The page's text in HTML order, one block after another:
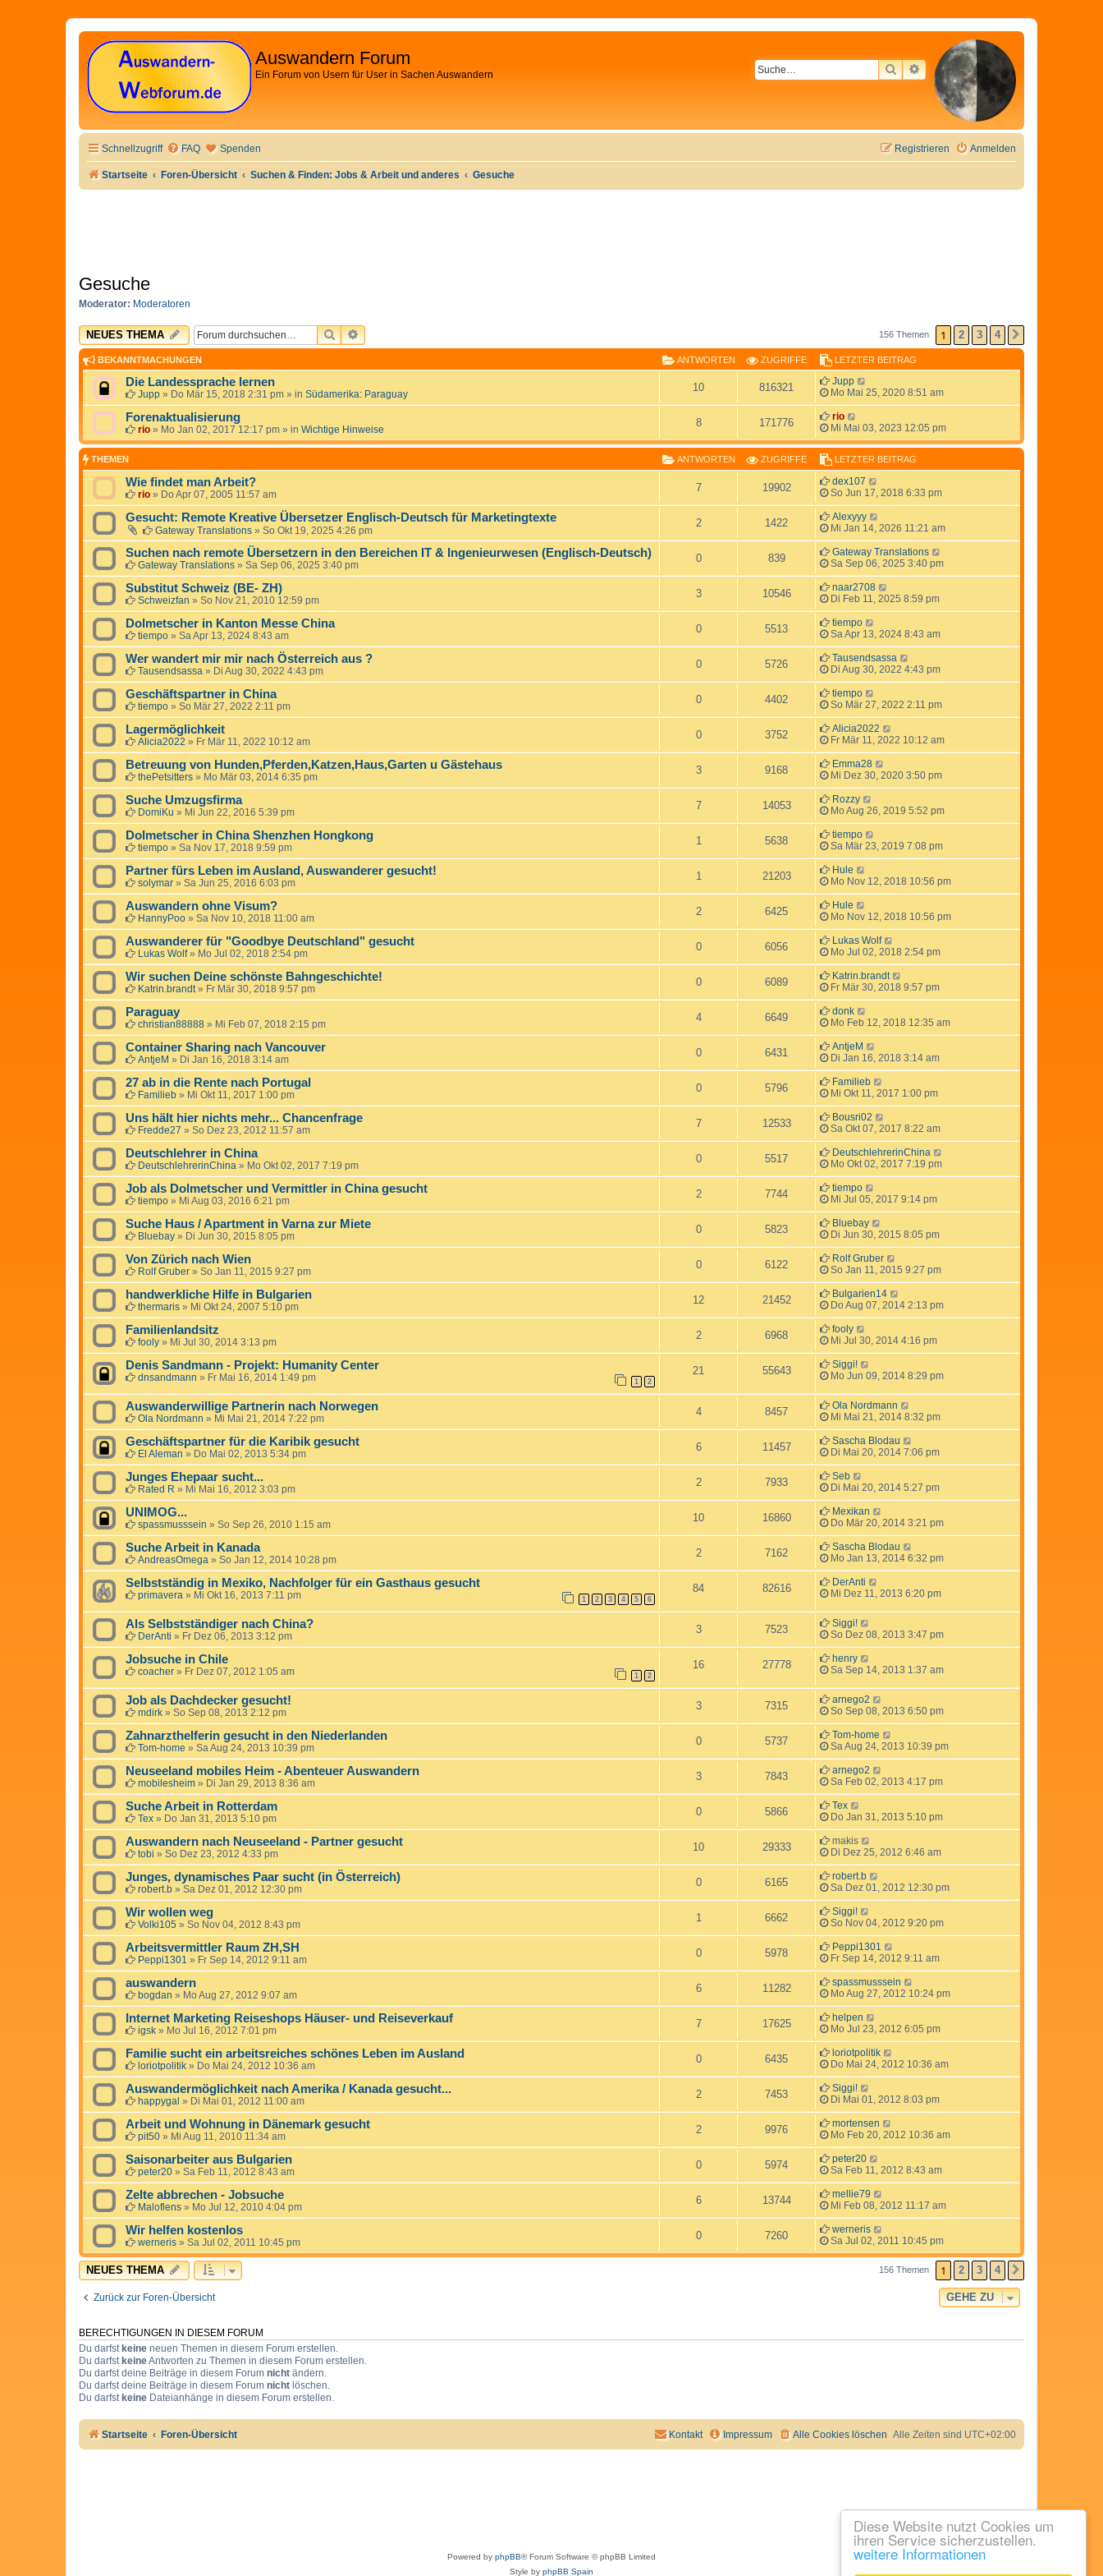
Diese Website nutzt Cookies um
ihren Service sicherzustellen.
weitere Informationen
Auswandern Forum
Ein Forum von Usern für User in Sachen Auswandern SUCHEERWEITERTE SUCHE
Schnellzugriff FAQ Spenden Anmelden
Registrieren
Startseite Foren-Übersicht Suchen & Finden: Jobs & Arbeit und anderes Gesuche
Gesuche
Moderator: Moderatoren
NEUES THEMA SUCHEERWEITERTE SUCHE 156 Themen 1 2 3 4
BEKANNTMACHUNGEN ANTWORTEN ZUGRIFFE LETZTER BEITRAG
Die Landessprache lernen
Jupp » Do Mär 15, 2018 2:31 pm » in Südamerika: Paraguay
10 816321
Jupp
Mo Mai 25, 2020 8:51 am
Forenaktualisierung
rio » Mo Jan 02, 2017 12:17 pm » in Wichtige Hinweise
8 171776
rio
Mi Mai 03, 2023 12:05 pm
THEMEN ANTWORTEN ZUGRIFFE LETZTER BEITRAG
Wie findet man Arbeit?
rio » Do Apr 07, 2005 11:57 am
7 19902
dex107
So Jun 17, 2018 6:33 pm
Gesucht: Remote Kreative Übersetzer Englisch-Deutsch für Marketingtexte
Gateway Translations » So Okt 19, 2025 4:26 pm
2 1422
Alexyyy
Mi Jan 14, 2026 11:21 am
Suchen nach remote Übersetzern in den Bereichen IT & Ingenieurwesen (Englisch-Deutsch)
Gateway Translations » Sa Sep 06, 2025 3:40 pm
0 839
Gateway Translations
Sa Sep 06, 2025 3:40 pm
Substitut Schweiz (BE- ZH)
Schweizfan » So Nov 21, 2010 12:59 pm
3 10546
naar2708
Di Feb 11, 2025 8:59 pm
Dolmetscher in Kanton Messe China
tiempo » Sa Apr 13, 2024 8:43 am
0 5513
tiempo
Sa Apr 13, 2024 8:43 am
Wer wandert mir mir nach Österreich aus ?
Tausendsassa » Di Aug 30, 2022 4:43 pm
0 5726
Tausendsassa
Di Aug 30, 2022 4:43 pm
Geschäftspartner in China
tiempo » So Mär 27, 2022 2:11 pm
0 4402
tiempo
So Mär 27, 2022 2:11 pm
Lagermöglichkeit
Alicia2022 » Fr Mär 11, 2022 10:12 am
0 3752
Alicia2022
Fr Mär 11, 2022 10:12 am
Betreuung von Hunden,Pferden,Katzen,Haus,Garten u Gästehaus
thePetsitters » Mo Mär 03, 2014 6:35 pm
3 9168
Emma28
Mi Dez 30, 2020 3:50 pm
Suche Umzugsfirma
DomiKu » Mi Jun 22, 2016 5:39 pm
7 14053
Rozzy
Mo Aug 26, 2019 5:52 pm
Dolmetscher in China Shenzhen Hongkong
tiempo » Sa Nov 17, 2018 9:59 pm
1 5638
tiempo
Sa Mär 23, 2019 7:08 pm
Partner fürs Leben im Ausland, Auswanderer gesucht!
solymar » Sa Jun 25, 2016 6:03 pm
1 21203
Hule
Mo Nov 12, 2018 10:56 pm
Auswandern ohne Visum?
HannyPoo » Sa Nov 10, 2018 11:00 am
2 6425
Hule
Mo Nov 12, 2018 10:56 pm
Auswanderer für "Goodbye Deutschland" gesucht
Lukas Wolf» Mo Jul 02, 2018 2:54 pm
0 6056
Lukas Wolf
Mo Jul 02, 2018 2:54 pm
Wir suchen Deine schönste Bahngeschichte!
Katrin.brandt» Fr Mär 30, 2018 9:57 pm
0 6089
Katrin.brandt
Fr Mär 30, 2018 9:57 pm
Paraguay
christian88888 » Mi Feb 07, 2018 2:15 pm
4 6649
donk
Mo Feb 12, 2018 12:35 am
Container Sharing nach Vancouver
AntjeM » Di Jan 16, 2018 3:14 am
0 6431
AntjeM
Di Jan 16, 2018 3:14 am
27 ab in die Rente nach Portugal
Familieb » Mi Okt 11, 2017 1:00 pm
0 5796
Familieb
Mi Okt 11, 2017 1:00 pm
Uns hält hier nichts mehr... Chancenfrage
Fredde27 » So Dez 23, 2012 11:57 am
7 12533
Bousri02
Sa Okt 07, 2017 8:22 am
Deutschlehrer in China
DeutschlehrerinChina » Mo Okt 02, 2017 7:19 pm
0 5517
DeutschlehrerinChina
Mo Okt 02, 2017 7:19 pm
Job als Dolmetscher und Vermittler in China gesucht
tiempo » Mi Aug 03, 2016 6:21 pm
2 7744
tiempo
Mi Jul 05, 2017 9:14 pm
Suche Haus / Apartment in Varna zur Miete
Bluebay » Di Jun 30, 2015 8:05 pm
0 5823
Bluebay
Di Jun 30, 2015 8:05 pm
Von Zürich nach Wien
Rolf Gruber » So Jan 11, 2015 9:27 pm
0 6122
Rolf Gruber
So Jan 11, 2015 9:27 pm
handwerkliche Hilfe in Bulgarien
thermaris » Mi Okt 24, 2007 5:10 pm
12 21452
Bulgarien14
Do Aug 07, 2014 2:13 pm
Familienlandsitz
fooly » Mi Jul 30, 2014 3:13 pm
2 6968
fooly
Mi Jul 30, 2014 4:16 pm
Denis Sandmann - Projekt: Humanity Center
dnsandmann » Fr Mai 16, 2014 1:49 pm 1 2
21 55643
Siggi!
Mo Jun 09, 2014 8:29 pm
Auswanderwillige Partnerin nach Norwegen
Ola Nordmann » Mi Mai 21, 2014 7:22 pm
4 8457
Ola Nordmann
Mi Mai 21, 2014 8:32 pm
Geschäftspartner für die Karibik gesucht
El Aleman » Do Mai 02, 2013 5:34 pm
6 11457
Sascha Blodau
Di Mai 20, 2014 7:06 pm
Junges Ehepaar sucht...
Rated R » Mi Mai 16, 2012 3:03 pm
2 7933
Seb
Di Mai 20, 2014 5:27 pm
UNIMOG...
spassmusssein » So Sep 26, 2010 1:15 am
10 16860
Mexikan
Do Mär 20, 2014 3:21 pm
Suche Arbeit in Kanada
AndreasOmega » So Jan 12, 2014 10:28 pm
2 7162
Sascha Blodau
Mo Jan 13, 2014 6:32 pm
Selbstständig in Mexiko, Nachfolger für ein Gasthaus gesucht
primavera » Mi Okt 16, 2013 7:11 pm 1 2 3 4 5 6
84 82616
DerAnti
Mi Dez 11, 2013 6:20 pm
Als Selbstständiger nach China?
DerAnti » Fr Dez 06, 2013 3:12 pm
3 7523
Siggi!
So Dez 08, 2013 3:47 pm
Jobsuche in Chile
coacher » Fr Dez 07, 2012 1:05 am 1 2
16 27778
henry
Sa Sep 14, 2013 1:37 am
Job als Dachdecker gesucht!
mdirk » So Sep 08, 2013 2:12 pm
3 7315
arnego2
So Sep 08, 2013 6:50 pm
Zahnarzthelferin gesucht in den Niederlanden
Tom-home » Sa Aug 24, 2013 10:39 pm
0 5737
Tom-home
Sa Aug 24, 2013 10:39 pm
Neuseeland mobiles Heim - Abenteuer Auswandern
mobilesheim » Di Jan 29, 2013 8:36 am
3 7843
arnego2
Sa Feb 02, 2013 4:17 pm
Suche Arbeit in Rotterdam
Tex » Do Jan 31, 2013 5:10 pm
0 5866
Tex
Do Jan 31, 2013 5:10 pm
Auswandern nach Neuseeland - Partner gesucht
tobi » So Dez 23, 2012 4:33 pm
10 29333
makis
Di Dez 25, 2012 6:46 am
Junges, dynamisches Paar sucht (in Österreich)
robert.b » Sa Dez 01, 2012 12:30 pm
0 6165
robert.b
Sa Dez 01, 2012 12:30 pm
Wir wollen weg
Volki105 » So Nov 04, 2012 8:43 pm
1 6662
Siggi!
So Nov 04, 2012 9:20 pm
Arbeitsvermittler Raum ZH,SH
Peppi1301 » Fr Sep 14, 2012 9:11 am
0 5978
Peppi1301
Fr Sep 14, 2012 9:11 am
auswandern
bogdan » Mo Aug 27, 2012 9:07 am
6 11282
spassmusssein
Mo Aug 27, 2012 10:24 pm
Internet Marketing Reiseshops Häuser- und Reiseverkauf
igsk » Mo Jul 16, 2012 7:01 pm
7 17625
helpen
Mo Jul 23, 2012 6:05 pm
Familie sucht ein arbeitsreiches schönes Leben im Ausland
loriotpolitik » Do Mai 24, 2012 10:36 am
0 6435
loriotpolitik
Do Mai 24, 2012 10:36 am
Auswandermöglichkeit nach Amerika / Kanada gesucht...
happygal » Di Mai 01, 2012 11:00 am
2 7453
Siggi!
Di Mai 01, 2012 8:03 pm
Arbeit und Wohnung in Dänemark gesucht
pit50 » Mi Aug 11, 2010 11:34 am
2 9976
mortensen
Mo Feb 20, 2012 10:36 am
Saisonarbeiter aus Bulgarien
peter20 » Sa Feb 11, 2012 8:43 am
0 5974
peter20
Sa Feb 11, 2012 8:43 am
Zelte abbrechen - Jobsuche
Maloflens » Mo Jul 12, 2010 4:04 pm
6 13744
mellie79
Mi Feb 08, 2012 11:17 am
Wir helfen kostenlos
werneris » Sa Jul 02, 2011 10:45 pm
0 7260
werneris
Sa Jul 02, 2011 10:45 pm
NEUES THEMA 156 Themen 1 2 3 4
Zurück zur Foren-Übersicht GEHE ZU
BERECHTIGUNGEN IN DIESEM FORUM
Du darfstkeine neuen Themen in diesem Forum erstellen.
Du darfstkeineAntworten zu Themen in diesem Forum erstellen.
Du darfst deine Beiträge in diesem Forum nicht ändern.
Du darfst deine Beiträge in diesem Forum nicht löschen.
Du darfstkeine Dateianhänge in diesem Forum erstellen.
Startseite Foren-Übersicht Alle Zeiten sind UTC+02:00
Alle Cookies löschen
Impressum
Kontakt
Powered by phpBB® Forum Software © phpBB Limited
Style by phpBB Spain